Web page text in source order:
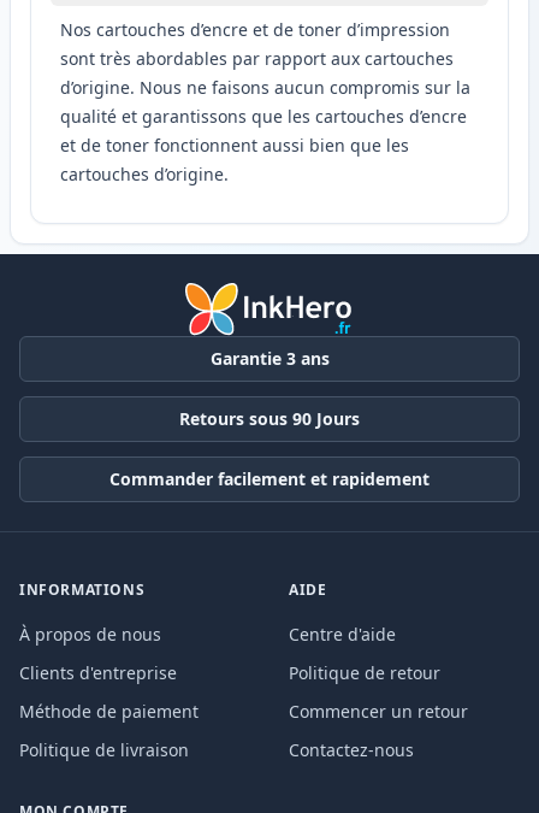
Nos cartouches d’encre et de toner d’impression
sont très abordables par rapport aux cartouches
d’origine. Nous ne faisons aucun compromis sur la
qualité et garantissons que les cartouches d’encre
et de toner fonctionnent aussi bien que les
cartouches d’origine.
Garantie 3 ans
Retours sous 90 Jours
Commander facilement et rapidement
INFORMATIONS
À propos de nous
Clients d'entreprise
Méthode de paiement
Politique de livraison
AIDE
Centre d'aide
Politique de retour
Commencer un retour
Contactez-nous